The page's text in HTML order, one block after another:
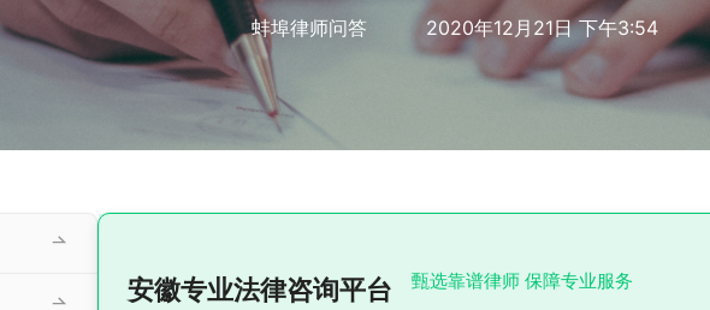
蚌埠律师问答 2020年12月21日 下午3:54
安徽专业法律咨询平台 甄选靠谱律师 保障专业服务